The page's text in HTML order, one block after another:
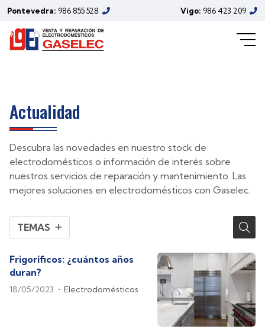
Pontevedra: 986 855 528 Vigo: 986 423 209
electrodomésticos de Gaselec
(Mayo/2023)
Actualidad
Descubra las novedades en nuestro stock de
electrodomésticos o información de interés sobre
nuestros servicios de reparación y mantenimiento. Las
mejores soluciones en electrodomésticos con Gaselec.
TEMAS
Frigoríficos: ¿cuántos años
duran?
18/05/2023 Electrodomésticos